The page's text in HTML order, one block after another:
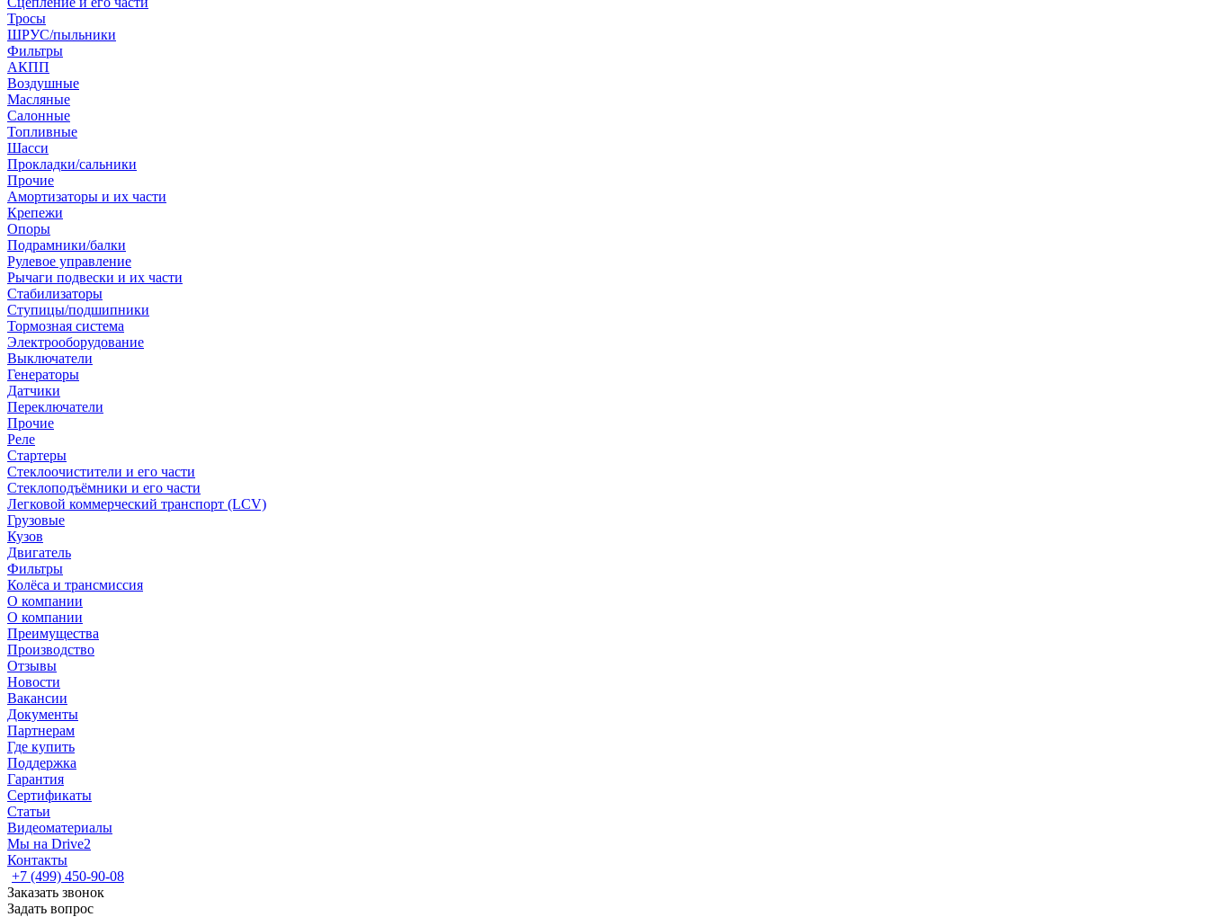
Тросы
ШРУС/пыльники
Фильтры
АКПП
Воздушные
Масляные
Салонные
Топливные
Шасси
Прокладки/сальники
Прочие
Амортизаторы и их части
Крепежи
Опоры
Подрамники/балки
Рулевое управление
Рычаги подвески и их части
Стабилизаторы
Ступицы/подшипники
Тормозная система
Электрооборудование
Выключатели
Генераторы
Датчики
Переключатели
Прочие
Реле
Стартеры
Стеклоочистители и его части
Стеклоподъёмники и его части
Легковой коммерческий транспорт (LCV)
Грузовые
Кузов
Двигатель
Фильтры
Колёса и трансмиссия
О компании
О компании
Преимущества
Производство
Отзывы
Новости
Вакансии
Документы
Партнерам
Где купить
Поддержка
Гарантия
Сертификаты
Статьи
Видеоматериалы
Мы на Drive2
Контакты
+7 (499) 450-90-08
Заказать звонок
Задать вопрос